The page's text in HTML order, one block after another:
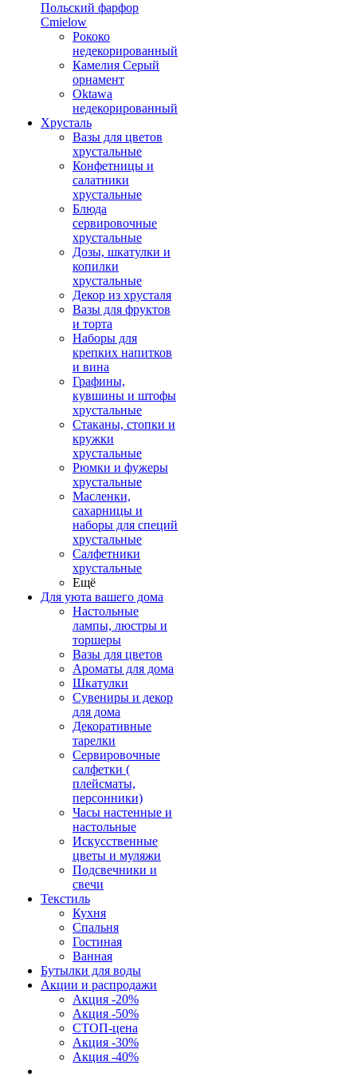
Польский фарфор
Сmielow
Рококо
недекорированный
Камелия Серый
орнамент
Oktawa
недекорированный
Хрусталь
Вазы для цветов
хрустальные
Конфетницы и
салатники
хрустальные
Блюда
сервировочные
хрустальные
Дозы, шкатулки и
копилки
хрустальные
Декор из хрусталя
Вазы для фруктов
и торта
Наборы для
крепких напитков
и вина
Графины,
кувшины и штофы
хрустальные
Стаканы, стопки и
кружки
хрустальные
Рюмки и фужеры
хрустальные
Масленки,
сахарницы и
наборы для специй
хрустальные
Салфетники
хрустальные
Ещё
Для уюта вашего дома
Настольные
лампы, люстры и
торшеры
Вазы для цветов
Ароматы для дома
Шкатулки
Сувениры и декор
для дома
Декоративные
тарелки
Сервировочные
салфетки (
плейсматы,
персонники)
Часы настенные и
настольные
Искусственные
цветы и муляжи
Подсвечники и
свечи
Текстиль
Кухня
Спальня
Гостиная
Ванная
Бутылки для воды
Акции и распродажи
Акция -20%
Акция -50%
СТОП-цена
Акция -30%
Акция -40%